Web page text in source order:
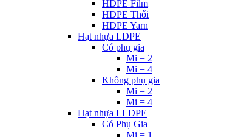
HDPE Film
HDPE Thổi
HDPE Yarn
Hạt nhựa LDPE
Có phụ gia
Mi = 2
Mi = 4
Không phụ gia
Mi = 2
Mi = 4
Hạt nhựa LLDPE
Có Phụ Gia
Mi = 1